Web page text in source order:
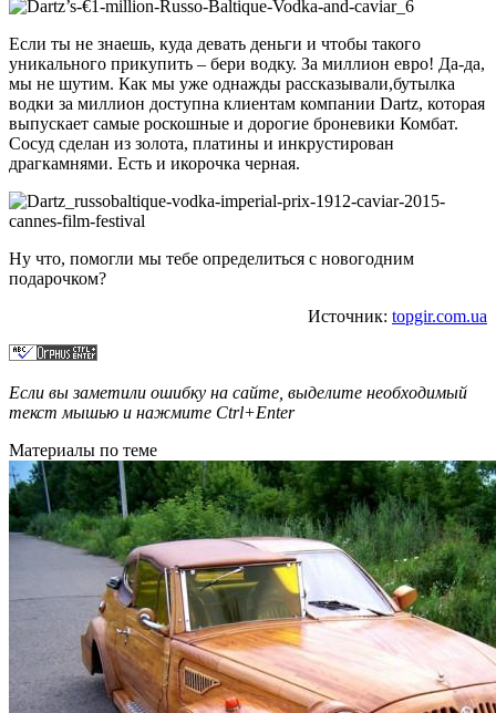
Если ты не знаешь, куда девать деньги и чтобы такого
уникального прикупить – бери водку. За миллион евро! Да-да,
мы не шутим. Как мы уже однажды рассказывали,бутылка
водки за миллион доступна клиентам компании Dartz, которая
выпускает самые роскошные и дорогие броневики Комбат.
Сосуд сделан из золота, платины и инкрустирован
драгкамнями. Есть и икорочка черная.
Ну что, помогли мы тебе определиться с новогодним
подарочком?
Источник: topgir.com.ua
Если вы заметили ошибку на сайте, выделите необходимый
текст мышью и нажмите Ctrl+Enter
Материалы по теме